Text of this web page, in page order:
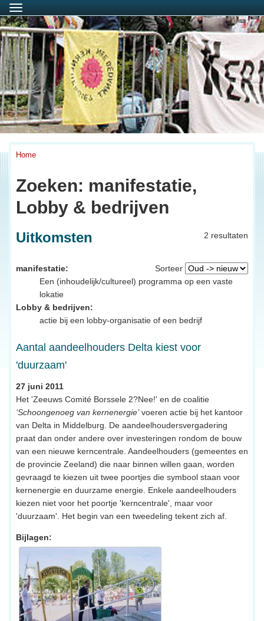
Menu
Home
Zoeken: manifestatie,
Lobby & bedrijven
2 resultaten
Uitkomsten
Sorteer
manifestatie:
Een (inhoudelijk/cultureel) programma op een vaste
lokatie
Lobby & bedrijven:
actie bij een lobby-organisatie of een bedrijf
Aantal aandeelhouders Delta kiest voor
'duurzaam'
27 juni 2011
Het 'Zeeuws Comité Borssele 2?Nee!' en de coalitie
‘Schoongenoeg van kernenergie’voeren actie bij het kantoor
van Delta in Middelburg. De aandeelhoudersvergadering
praat dan onder andere over investeringen rondom de bouw
van een nieuwe kerncentrale. Aandeelhouders (gemeentes en
de provincie Zeeland) die naar binnen willen gaan, worden
gevraagd te kiezen uit twee poortjes die symbool staan voor
kernenergie en duurzame energie. Enkele aandeelhouders
kiezen niet voor het poortje 'kerncentrale', maar voor
'duurzaam'. Het begin van een tweedeling tekent zich af.
Bijlagen: